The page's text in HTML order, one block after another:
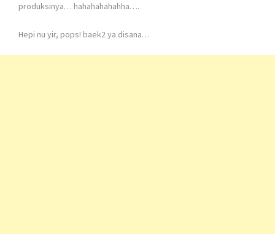
produksinya… hahahahahahha….
Hepi nu yir, pops! baek2 ya disana…